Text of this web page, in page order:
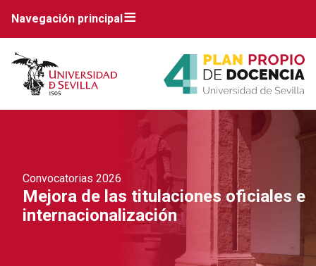
Navegación principal
Convocatorias 2026
Mejora de las titulaciones oficiales e
internacionalización